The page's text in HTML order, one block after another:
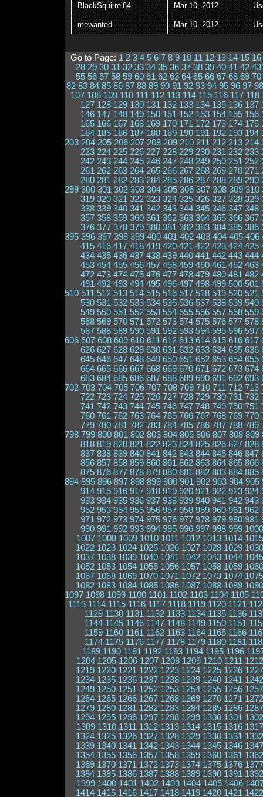
BlackSquirrel84 Mar 10, 2012
mewanted Mar 10, 2012
Go to Page: 1 2 3 4 5 6 7 8 9 10 11 12 13 14 15 16
28 29 30 31 32 33 34 35 36 37 38 39 40 41 42 43
55 56 57 58 59 60 61 62 63 64 65 66 67 68 69 70
82 83 84 85 86 87 88 89 90 91 92 93 94 95 96 97 98
107 108 109 110 111 112 113 114 115 116 117 118
127 128 129 130 131 132 133 134 135 136 137
146 147 148 149 150 151 152 153 154 155 156
165 166 167 168 169 170 171 172 173 174 175
184 185 186 187 188 189 190 191 192 193 194
203 204 205 206 207 208 209 210 211 212 213 214
223 224 225 226 227 228 229 230 231 232 233
242 243 244 245 246 247 248 249 250 251 252
261 262 263 264 265 266 267 268 269 270 271
280 281 282 283 284 285 286 287 288 289 290
299 300 301 302 303 304 305 306 307 308 309 310
319 320 321 322 323 324 325 326 327 328 329
338 339 340 341 342 343 344 345 346 347 348
357 358 359 360 361 362 363 364 365 366 367
376 377 378 379 380 381 382 383 384 385 386
395 396 397 398 399 400 401 402 403 404 405 406
415 416 417 418 419 420 421 422 423 424 425
434 435 436 437 438 439 440 441 442 443 444
453 454 455 456 457 458 459 460 461 462 463
472 473 474 475 476 477 478 479 480 481 482
491 492 493 494 495 496 497 498 499 500 501
510 511 512 513 514 515 516 517 518 519 520 521
530 531 532 533 534 535 536 537 538 539 540
549 550 551 552 553 554 555 556 557 558 559
568 569 570 571 572 573 574 575 576 577 578
587 588 589 590 591 592 593 594 595 596 597
606 607 608 609 610 611 612 613 614 615 616 617
626 627 628 629 630 631 632 633 634 635 636
645 646 647 648 649 650 651 652 653 654 655
664 665 666 667 668 669 670 671 672 673 674
683 684 685 686 687 688 689 690 691 692 693
702 703 704 705 706 707 708 709 710 711 712 713
722 723 724 725 726 727 728 729 730 731 732
741 742 743 744 745 746 747 748 749 750 751
760 761 762 763 764 765 766 767 768 769 770
779 780 781 782 783 784 785 786 787 788 789
798 799 800 801 802 803 804 805 806 807 808 809
818 819 820 821 822 823 824 825 826 827 828
837 838 839 840 841 842 843 844 845 846 847
856 857 858 859 860 861 862 863 864 865 866
875 876 877 878 879 880 881 882 883 884 885
894 895 896 897 898 899 900 901 902 903 904 905
914 915 916 917 918 919 920 921 922 923 924
933 934 935 936 937 938 939 940 941 942 943
952 953 954 955 956 957 958 959 960 961 962
971 972 973 974 975 976 977 978 979 980 981
990 991 992 993 994 995 996 997 998 999 1000
1007 1008 1009 1010 1011 1012 1013 1014 1015
1022 1023 1024 1025 1026 1027 1028 1029 1030
1037 1038 1039 1040 1041 1042 1043 1044 1045
1052 1053 1054 1055 1056 1057 1058 1059 1060
1067 1068 1069 1070 1071 1072 1073 1074 1075
1082 1083 1084 1085 1086 1087 1088 1089 1090
1097 1098 1099 1100 1101 1102 1103 1104 1105
1113 1114 1115 1116 1117 1118 1119 1120 1121
1129 1130 1131 1132 1133 1134 1135 1136
1144 1145 1146 1147 1148 1149 1150 1151
1159 1160 1161 1162 1163 1164 1165 1166
1174 1175 1176 1177 1178 1179 1180 1181
1189 1190 1191 1192 1193 1194 1195 1196
1204 1205 1206 1207 1208 1209 1210 1211 1212
1219 1220 1221 1222 1223 1224 1225 1226 1227
1234 1235 1236 1237 1238 1239 1240 1241 1242
1249 1250 1251 1252 1253 1254 1255 1256 1257
1264 1265 1266 1267 1268 1269 1270 1271 1272
1279 1280 1281 1282 1283 1284 1285 1286 1287
1294 1295 1296 1297 1298 1299 1300 1301 1302
1309 1310 1311 1312 1313 1314 1315 1316 1317
1324 1325 1326 1327 1328 1329 1330 1331 1332
1339 1340 1341 1342 1343 1344 1345 1346 1347
1354 1355 1356 1357 1358 1359 1360 1361 1362
1369 1370 1371 1372 1373 1374 1375 1376 1377
1384 1385 1386 1387 1388 1389 1390 1391 1392
1399 1400 1401 1402 1403 1404 1405 1406
1414 1415 1416 1417 1418 1419 1420 1421 1422